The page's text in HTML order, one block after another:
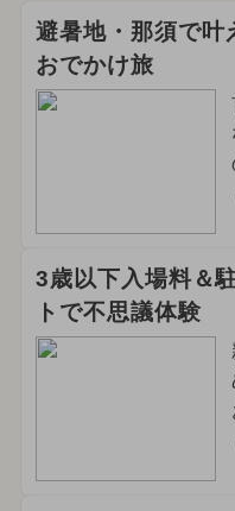
避暑地・那須で叶
おでかけ旅
3歳以下入場料＆
トで不思議体験